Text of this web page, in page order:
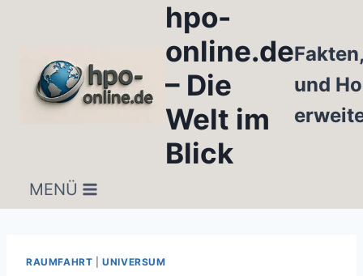
hpo-
online.de
– Die
Welt im
Blick
und
MENÜ
RAUMFAHRT |UNIVERSUM